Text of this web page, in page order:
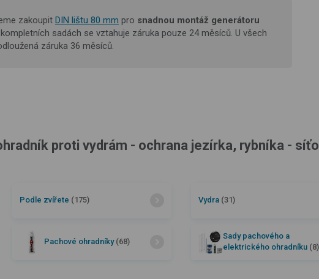
zakoupit DIN lištu 80 mm pro snadnou montáž generátoru
sadách se vztahuje záruka pouze 24 měsíců. U všech
záruka 36 měsíců.
proti vydrám - ochrana jezírka, rybníka -
Podle zvířete (175) Vydra (31)
Pachové ohradníky (68)
Sady pachového a
elektrického ohradníku (8)